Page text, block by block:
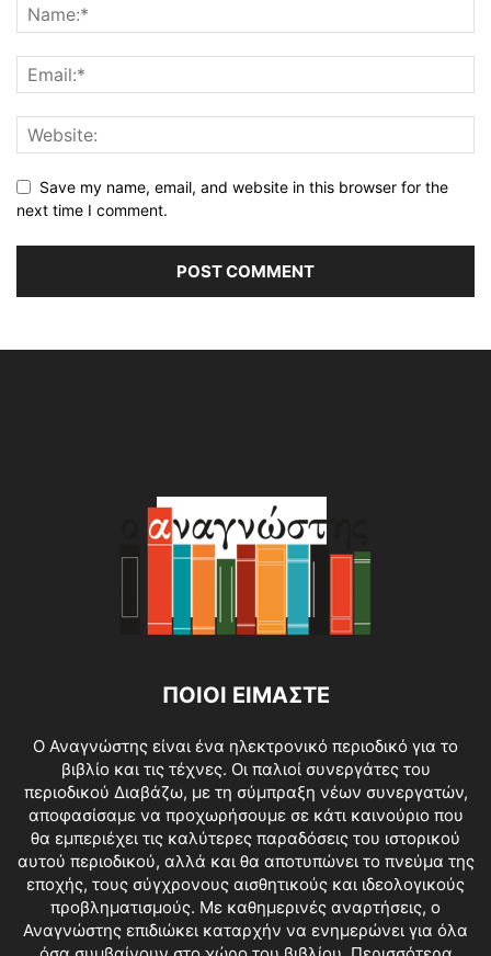
Save my name, email, and website in this browser for the
next time I comment.
ΠΟΙΟΙ ΕΙΜΑΣΤΕ
O Αναγνώστης είναι ένα ηλεκτρονικό περιοδικό για το
βιβλίο και τις τέχνες. Οι παλιοί συνεργάτες του
περιοδικού Διαβάζω, με τη σύμπραξη νέων συνεργατών,
αποφασίσαμε να προχωρήσουμε σε κάτι καινούριο που
θα εμπεριέχει τις καλύτερες παραδόσεις του ιστορικού
αυτού περιοδικού, αλλά και θα αποτυπώνει το πνεύμα της
εποχής, τους σύγχρονους αισθητικούς και ιδεολογικούς
προβληματισμούς. Με καθημερινές αναρτήσεις, ο
Αναγνώστης επιδιώκει καταρχήν να ενημερώνει για όλα